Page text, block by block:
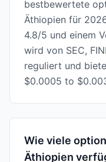
bestbewertete
Äthiopien für
4.8/5 und einem
wird von SEC,
reguliert und
$0.0005 to
Wie viele
Äthiopien